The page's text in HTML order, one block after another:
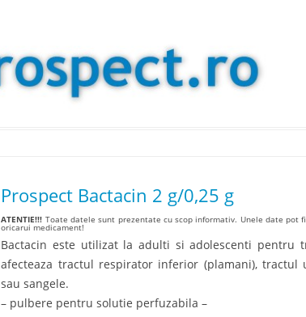
Prospect Bactacin 2 g/0,25 g
ATENTIE!!! Toate datele sunt prezentate cu scop informativ. Unele date
oricarui medicament!
Bactacin este utilizat la adulti si adolescenti pentru
afecteaza tractul respirator inferior (plamani),
sau sangele.
– pulbere pentru solutie perfuzabila –